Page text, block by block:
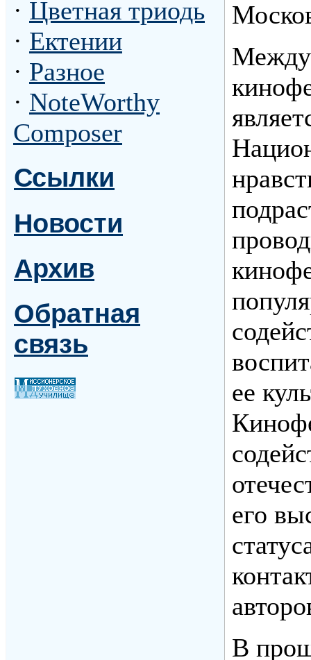
· Цветная триодь
· Ектении
· Разное
· NoteWorthy
Composer
Ссылки
Новости
Архив
Обратная
связь
ее
его
В